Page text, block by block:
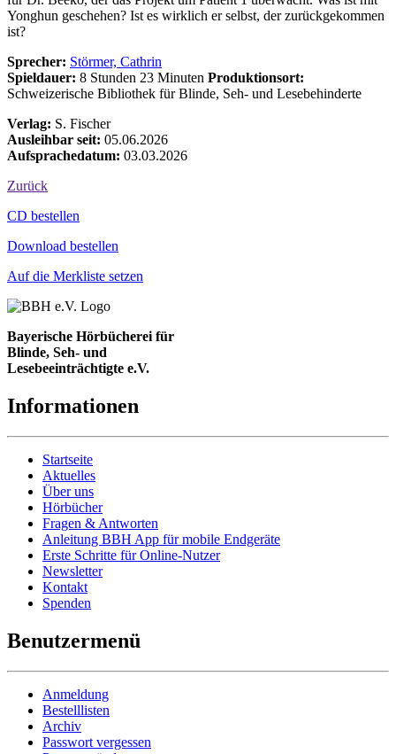
Yonghun geschehen? Ist es wirklich er selbst, der zurückgekommen
ist?
Sprecher: Störmer, Cathrin
Spieldauer: 8 Stunden 23 Minuten Produktionsort:
Schweizerische Bibliothek für Blinde, Seh- und Lesebehinderte
Verlag: S. Fischer
Ausleihbar seit: 05.06.2026
Aufsprachedatum: 03.03.2026
Zurück
Bestell-Aktionen
CD bestellen
Download bestellen
Auf die Merkliste setzen
Bayerische Hörbücherei für
Blinde, Seh- und
Lesebeeinträchtigte e.V.
Informationen
Startseite
Aktuelles
Über uns
Hörbücher
Fragen & Antworten
Anleitung BBH App für mobile Endgeräte
Erste Schritte für Online-Nutzer
Newsletter
Kontakt
Spenden
Benutzermenü
Anmeldung
Bestelllisten
Archiv
Passwort vergessen